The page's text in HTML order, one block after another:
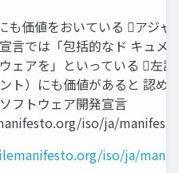
も価値をおいている アジャ
言では「包括的なド キュメ
ェアを」といっている 左
ト）にも価値があると 認め
フトウェア開発宣言
iso/ja/
iso/ja/